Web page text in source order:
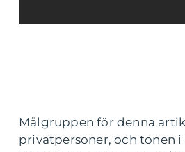
Målgruppen för denna
privatpersoner, och tonen